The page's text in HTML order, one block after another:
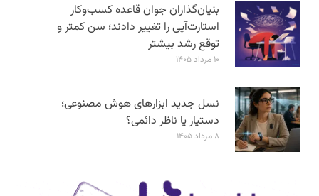
بنیان‌گذاران جوان قاعده کسب‌وکار
استارت‌آپی را تغییر دادند؛ سن‌ کمتر و
توقع رشد بیشتر
۱۰ مرداد ۱۴۰۵
نسل جدید ابزارهای هوش مصنوعی؛
دستیار یا ناظر دائمی؟
۸ مرداد ۱۴۰۵